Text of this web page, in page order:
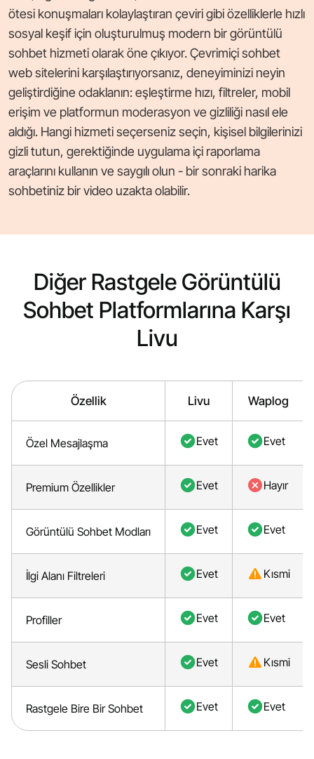
ötesi konuşmaları kolaylaştıran çeviri gibi özelliklerle hızlı
sosyal keşif için oluşturulmuş modern bir görüntülü
sohbet hizmeti olarak öne çıkıyor. Çevrimiçi sohbet
web sitelerini karşılaştırıyorsanız, deneyiminizi neyin
geliştirdiğine odaklanın: eşleştirme hızı, filtreler, mobil
erişim ve platformun moderasyon ve gizliliği nasıl ele
aldığı. Hangi hizmeti seçerseniz seçin, kişisel bilgilerinizi
gizli tutun, gerektiğinde uygulama içi raporlama
araçlarını kullanın ve saygılı olun - bir sonraki harika
sohbetiniz bir video uzakta olabilir.
Diğer Rastgele Görüntülü
Sohbet Platformlarına Karşı
Livu
Özellik Livu Waplog
Özel Mesajlaşma Evet Evet
Premium Özellikler Evet Hayır
Görüntülü Sohbet Modları Evet Evet
İlgi Alanı Filtreleri Evet Kısmi
Profiller Evet Evet
Sesli Sohbet Evet Kısmi
Rastgele Bire Bir Sohbet Evet Evet